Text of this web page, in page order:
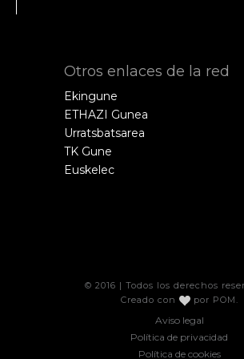
Otros enlaces de la red
Ekingune
ETHAZI Gunea
Urratsbatsarea
TK Gune
Euskelec
© 2016 | Todos los derechos
Creado con
por POM
Aviso legal
Política de privacidad
Política de cookies